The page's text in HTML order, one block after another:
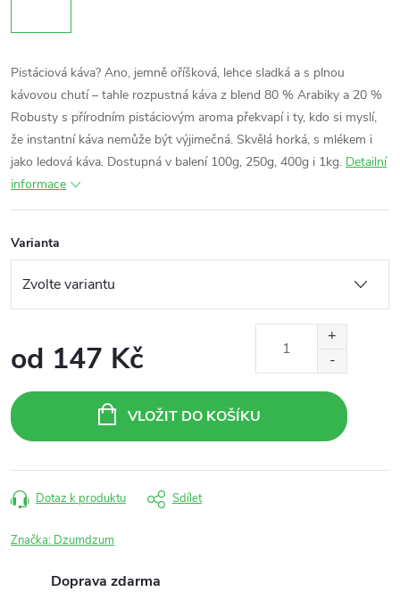
Pistáciová káva? Ano, jemně oříšková, lehce sladká a s plnou
kávovou chutí – tahle rozpustná káva z blend 80 % Arabiky a 20 %
Robusty s přírodním pistáciovým aroma překvapí i ty, kdo si myslí,
že instantní káva nemůže být výjimečná. Skvělá horká, s mlékem i
jako ledová káva. Dostupná v balení 100g, 250g, 400g i 1kg. Detailní
informace
Varianta
od 147 Kč
cena:
VLOŽIT DO KOŠÍKU
Dotaz k produktu Sdílet
Značka: Dzumdzum
Doprava zdarma